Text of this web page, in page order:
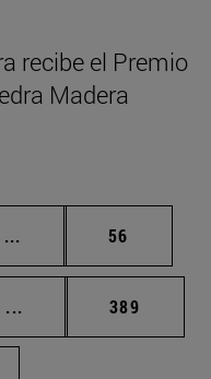
recibe el Premio
Madera
... Páginas intermedias
Página
56
... Páginas intermedias
Página
389